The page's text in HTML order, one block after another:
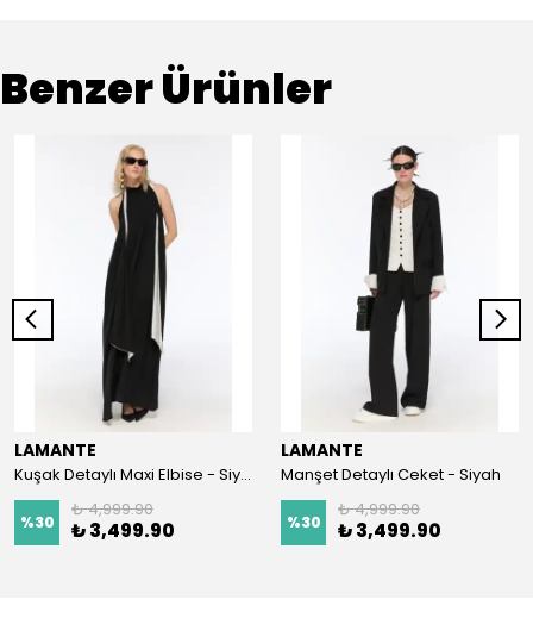
Benzer Ürünler
LAMANTE
Kuşak Detaylı Maxi Elbise - Siyah
%30
₺ 4,999.90
₺ 3,499.90
LAMANTE
Manşet Detaylı Ceket - Siyah
%30
₺ 4,999.90
₺ 3,499.90